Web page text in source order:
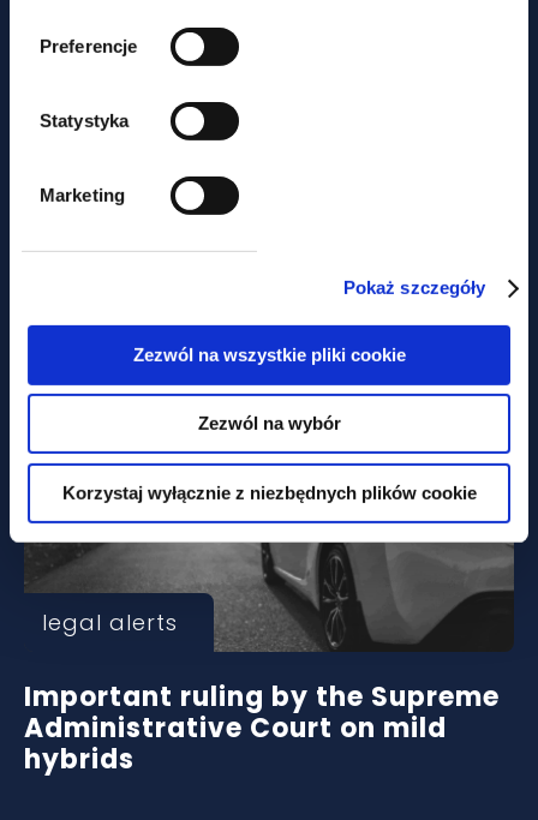
Preferencje
Statystyka
Marketing
Pokaż szczegóły
Zezwól na wszystkie pliki cookie
Zezwól na wybór
Korzystaj wyłącznie z niezbędnych plików cookie
approach of the Supreme
Administrative Court
legal alerts
Important ruling by the Supreme
Administrative Court on mild
hybrids